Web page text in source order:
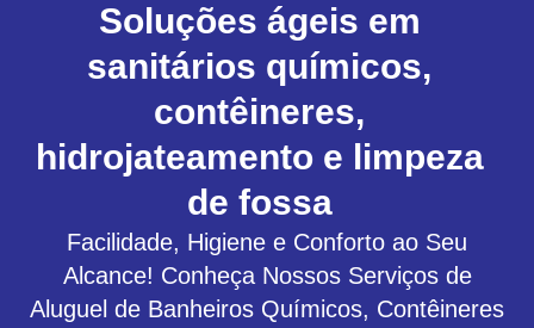
Soluções ágeis em
sanitários químicos,
contêineres,
hidrojateamento e limpeza
de fossa
Facilidade, Higiene e Conforto ao Seu
Alcance! Conheça Nossos Serviços de
Aluguel de Banheiros Químicos, Contêineres